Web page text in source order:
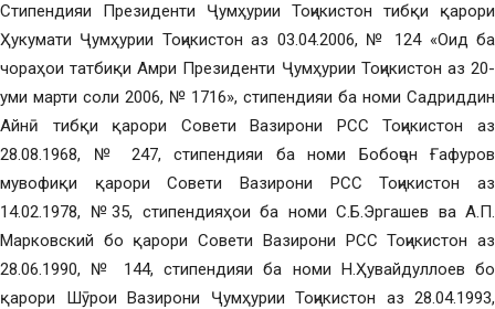
Стипендияи Президенти Ҷумҳурии Тоҷикистон тибқи қарори
Ҳукумати Ҷумҳурии Тоҷикистон аз 03.04.2006, № 124 «Оид ба
чораҳои татбиқи Амри Президенти Ҷумҳурии Тоҷикистон аз 20-
уми марти соли 2006, № 1716», стипендияи ба номи Садриддин
Айнӣ тибқи қарори Совети Вазирони РСС Тоҷикистон аз
28.08.1968, № 247, стипендияи ба номи Бобоҷон Ғафуров
мувофиқи қарори Совети Вазирони РСС Тоҷикистон аз
14.02.1978, №35, стипендияҳои ба номи С.Б.Эргашев ва А.П.
Марковский бо қарори Совети Вазирони РСС Тоҷикистон аз
28.06.1990, № 144, стипендияи ба номи Н.Ҳувайдуллоев бо
қарори Шӯрои Вазирони Ҷумҳурии Тоҷикистон аз 28.04.1993,